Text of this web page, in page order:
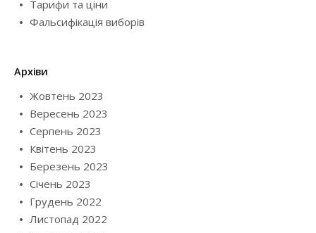
Тарифи та ціни
Фальсифікація виборів
Архіви
Жовтень 2023
Вересень 2023
Серпень 2023
Квітень 2023
Березень 2023
Січень 2023
Грудень 2022
Листопад 2022